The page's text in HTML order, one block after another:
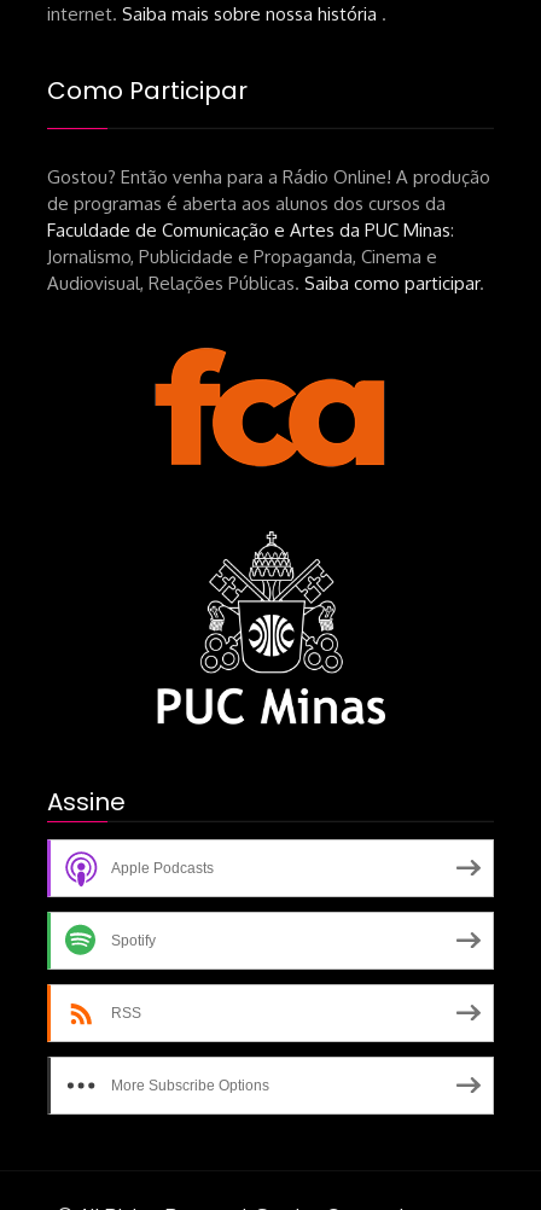
internet. Saiba mais sobre nossa história .
Como Participar
Gostou? Então venha para a Rádio Online! A produção
de programas é aberta aos alunos dos cursos da
Faculdade de Comunicação e Artes da PUC Minas:
Jornalismo, Publicidade e Propaganda, Cinema e
Audiovisual, Relações Públicas. Saiba como participar.
Assine
Apple Podcasts
Spotify
RSS
More Subscribe Options